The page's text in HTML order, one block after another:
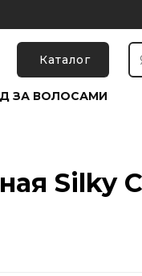
Каталог
ЗА ВОЛОСАМИ
Silky